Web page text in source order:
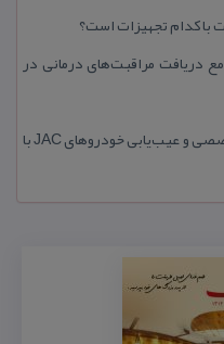
دریافت مراقبت‌های درمانی در
امداد خودرو جك در مشهد | تعمیر تخصصی و عیب‌یابی خودروهای JAC با